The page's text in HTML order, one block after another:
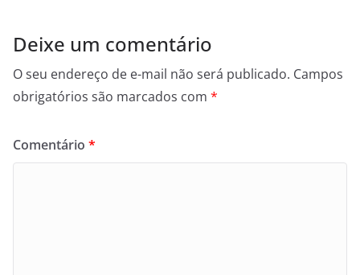
k
Deixe um comentário
O seu endereço de e-mail não será publicado. Campos
obrigatórios são marcados com *
Comentário *